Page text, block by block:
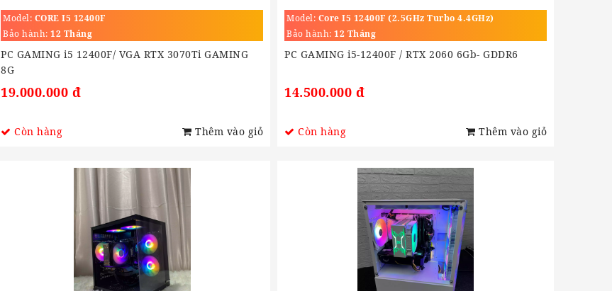
Model: CORE I5 12400F
Bảo hành: 12 Tháng
PC GAMING i5 12400F/ VGA RTX 3070Ti GAMING
8G
19.000.000 đ
Còn hàng Thêm vào giỏ
Model: Core I5 12400F (2.5GHz Turbo 4.4GHz)
Bảo hành: 12 Tháng
PC GAMING i5-12400F / RTX 2060 6Gb- GDDR6
14.500.000 đ
Còn hàng Thêm vào giỏ